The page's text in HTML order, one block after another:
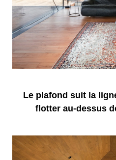
Le plafond suit la
flotter au-dessus